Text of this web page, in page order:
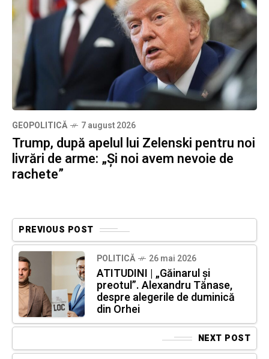
GEOPOLITICĂ 7 august 2026
Trump, după apelul lui Zelenski pentru noi
livrări de arme: „Și noi avem nevoie de
rachete”
PREVIOUS POST
POLITICĂ 26 mai 2026
ATITUDINI | „Găinarul și
preotul”. Alexandru Tănase,
despre alegerile de duminică
din Orhei
NEXT POST